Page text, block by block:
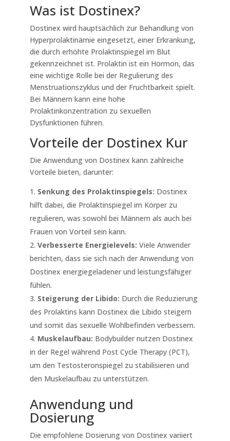
Was ist Dostinex?
Dostinex wird hauptsächlich zur Behandlung von
Hyperprolaktinämie eingesetzt, einer Erkrankung,
die durch erhöhte Prolaktinspiegel im Blut
gekennzeichnet ist. Prolaktin ist ein Hormon, das
eine wichtige Rolle bei der Regulierung des
Menstruationszyklus und der Fruchtbarkeit spielt.
Bei Männern kann eine hohe
Prolaktinkonzentration zu sexuellen
Dysfunktionen führen.
Vorteile der Dostinex Kur
Die Anwendung von Dostinex kann zahlreiche
Vorteile bieten, darunter:
Senkung des Prolaktinspiegels: Dostinex
hilft dabei, die Prolaktinspiegel im Körper zu
regulieren, was sowohl bei Männern als auch bei
Frauen von Vorteil sein kann.
Verbesserte Energielevels: Viele Anwender
berichten, dass sie sich nach der Anwendung von
Dostinex energiegeladener und leistungsfähiger
fühlen.
Steigerung der Libido: Durch die Reduzierung
des Prolaktins kann Dostinex die Libido steigern
und somit das sexuelle Wohlbefinden verbessern.
Muskelaufbau: Bodybuilder nutzen Dostinex
in der Regel während Post Cycle Therapy (PCT),
um den Testosteronspiegel zu stabilisieren und
den Muskelaufbau zu unterstützen.
Anwendung und
Dosierung
Die empfohlene Dosierung von Dostinex variiert